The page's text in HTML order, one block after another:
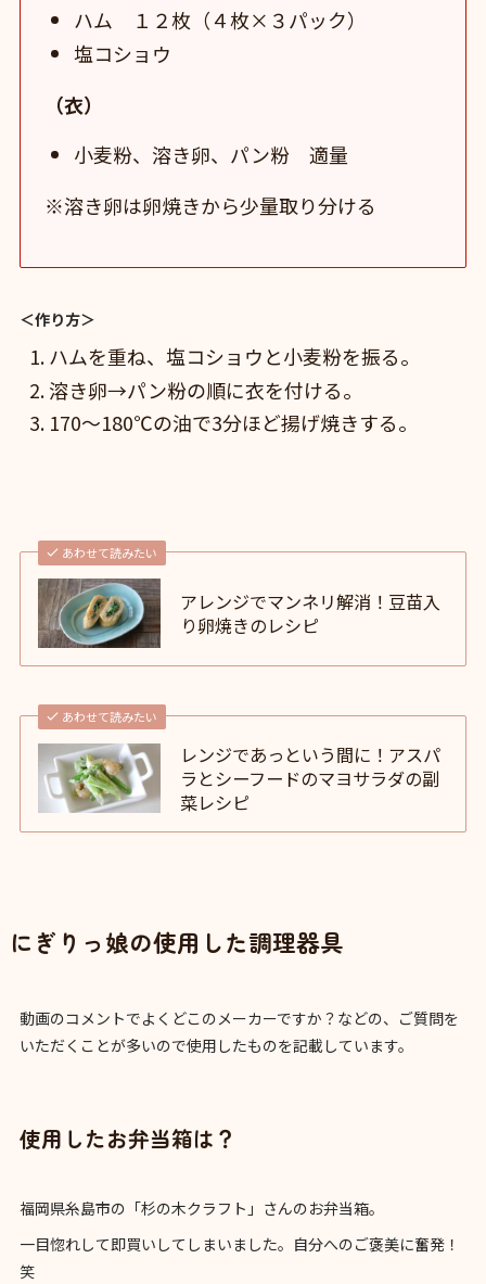
ハム １２枚（４枚×３パック）
塩コショウ
（衣）
小麦粉、溶き卵、パン粉 適量
※溶き卵は卵焼きから少量取り分ける
＜作り方＞
ハムを重ね、塩コショウと小麦粉を振る。
溶き卵→パン粉の順に衣を付ける。
170〜180℃の油で3分ほど揚げ焼きする。
あわせて読みたい
アレンジでマンネリ解消！豆苗入
り卵焼きのレシピ
あわせて読みたい
レンジであっという間に！アスパ
ラとシーフードのマヨサラダの副
菜レシピ
にぎりっ娘の使用した調理器具
動画のコメントでよくどこのメーカーですか？などの、ご質問を
いただくことが多いので使用したものを記載しています。
使用したお弁当箱は？
福岡県糸島市の「杉の木クラフト」さんのお弁当箱。
一目惚れして即買いしてしまいました。自分へのご褒美に奮発！
笑